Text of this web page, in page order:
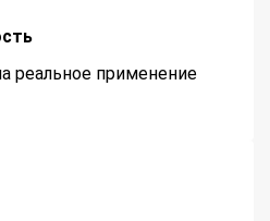
реальное применение